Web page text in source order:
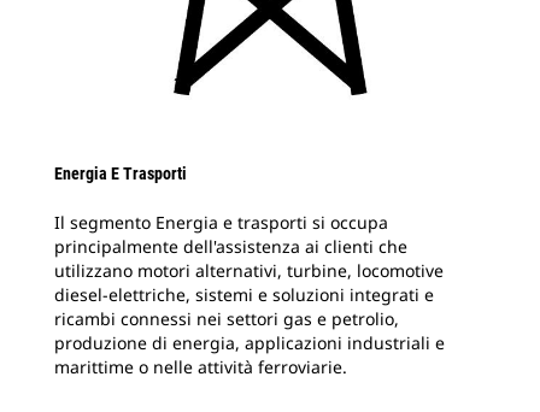
Energia E Trasporti
Il segmento Energia e trasporti si occupa
principalmente dell'assistenza ai clienti che
utilizzano motori alternativi, turbine, locomotive
diesel-elettriche, sistemi e soluzioni integrati e
ricambi connessi nei settori gas e petrolio,
produzione di energia, applicazioni industriali e
marittime o nelle attività ferroviarie.